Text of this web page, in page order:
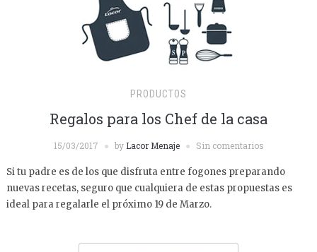
PRODUCTOS
Regalos para los Chef de la casa
15/03/2017 by Lacor Menaje Sin comentarios
Si tu padre es de los que disfruta entre fogones preparando
nuevas recetas, seguro que cualquiera de estas propuestas es
ideal para regalarle el próximo 19 de Marzo.